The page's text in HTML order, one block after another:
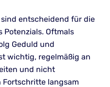
entscheidend für die
Oftmals
Geduld und
wichtig, regelmäßig an
und nicht
langsam